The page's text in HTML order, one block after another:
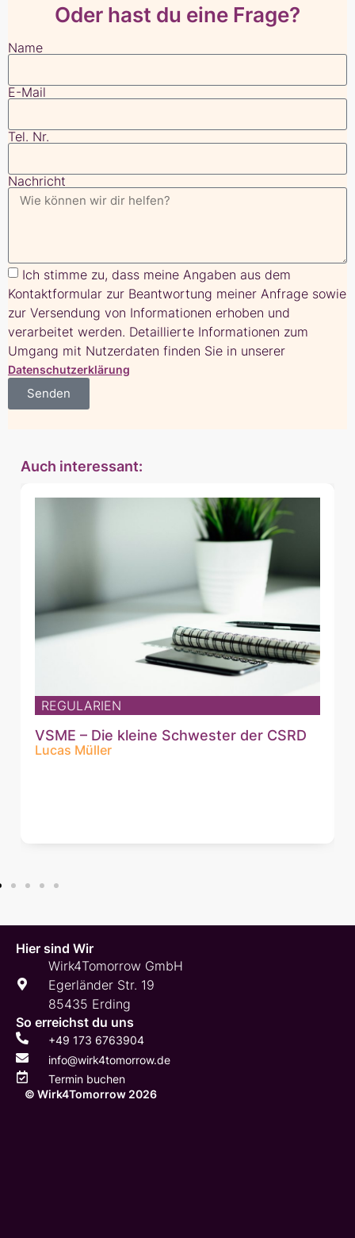
Oder hast du eine Frage?
Name
E-Mail
Tel. Nr.
Nachricht
Ich stimme zu, dass meine Angaben aus dem
Kontaktformular zur Beantwortung meiner Anfrage sowie
zur Versendung von Informationen erhoben und
verarbeitet werden. Detaillierte Informationen zum
Umgang mit Nutzerdaten finden Sie in unserer
Datenschutzerklärung
Senden
Auch interessant:
REGULARIEN
VSME – Die kleine Schwester der CSRD
Lucas Müller
Hier sind Wir
Wirk4Tomorrow GmbH
Egerländer Str. 19
85435 Erding
So erreichst du uns
+49 173 6763904
info@wirk4tomorrow.de
Termin buchen
© Wirk4Tomorrow 2026